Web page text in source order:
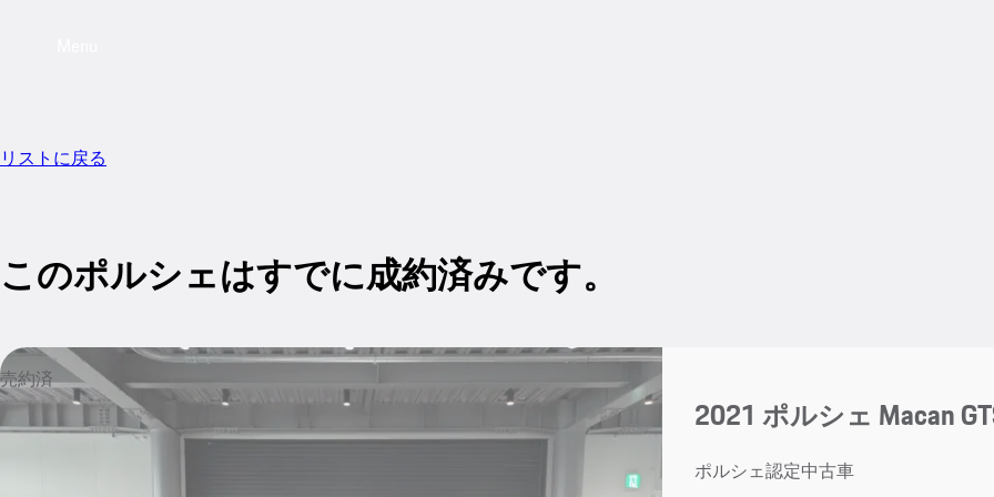
リストに戻る
このポルシェはすでに成約済みです。
売約済
2021 ポルシェ Macan
ポルシェ認定中古車